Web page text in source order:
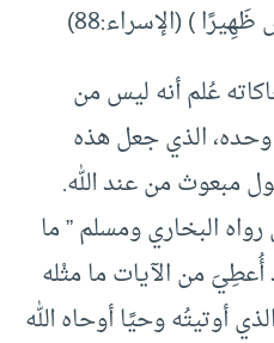
) (الإسراء:88)
عُلم أنه ليس من
الذي جعل هذه
مبعوث من عند الله.
البخاري ومسلم ” ما
أُعطِيَ من الآيات ما مثْله
أوتيتُه وحيًا أوحاه الله